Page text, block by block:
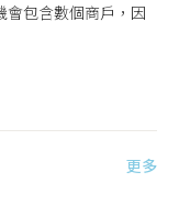
包含數個商戶，因
更多